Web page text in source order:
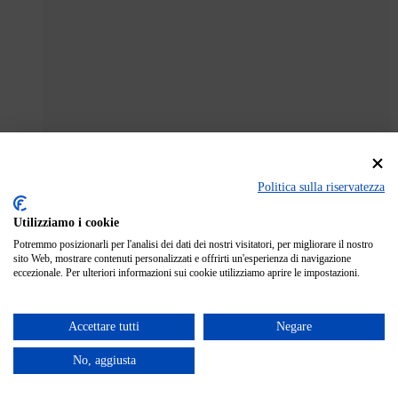
Politica sulla riservatezza
Utilizziamo i cookie
Potremmo posizionarli per l'analisi dei dati dei nostri visitatori, per migliorare il nostro
sito Web, mostrare contenuti personalizzati e offrirti un'esperienza di navigazione
eccezionale. Per ulteriori informazioni sui cookie utilizziamo aprire le impostazioni.
Accettare tutti Negare
No, aggiusta